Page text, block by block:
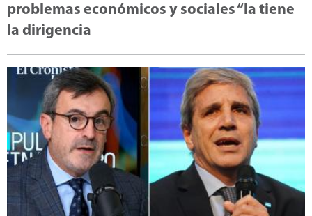
problemas económicos y sociales “la tiene
la dirigencia